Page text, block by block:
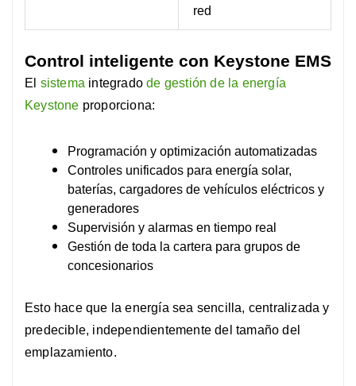
red
Control inteligente con Keystone EMS
El sistema integradode gestión de la energía
Keystone proporciona:
Programación y optimización automatizadas
Controles unificados para energía solar,
baterías, cargadores de vehículos eléctricos y
generadores
Supervisión y alarmas en tiempo real
Gestión de toda la cartera para grupos de
concesionarios
Esto hace que la energía sea sencilla, centralizada y
predecible, independientemente del tamaño del
emplazamiento.